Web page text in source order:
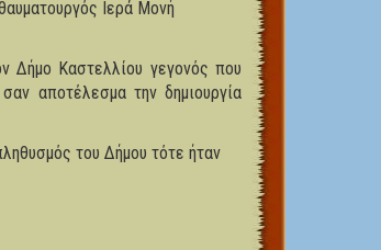
Ιερά Μονή
Δήμο Καστελλίου γεγονός που
αποτέλεσμα την δημιουργία
του Δήμου τότε ήταν